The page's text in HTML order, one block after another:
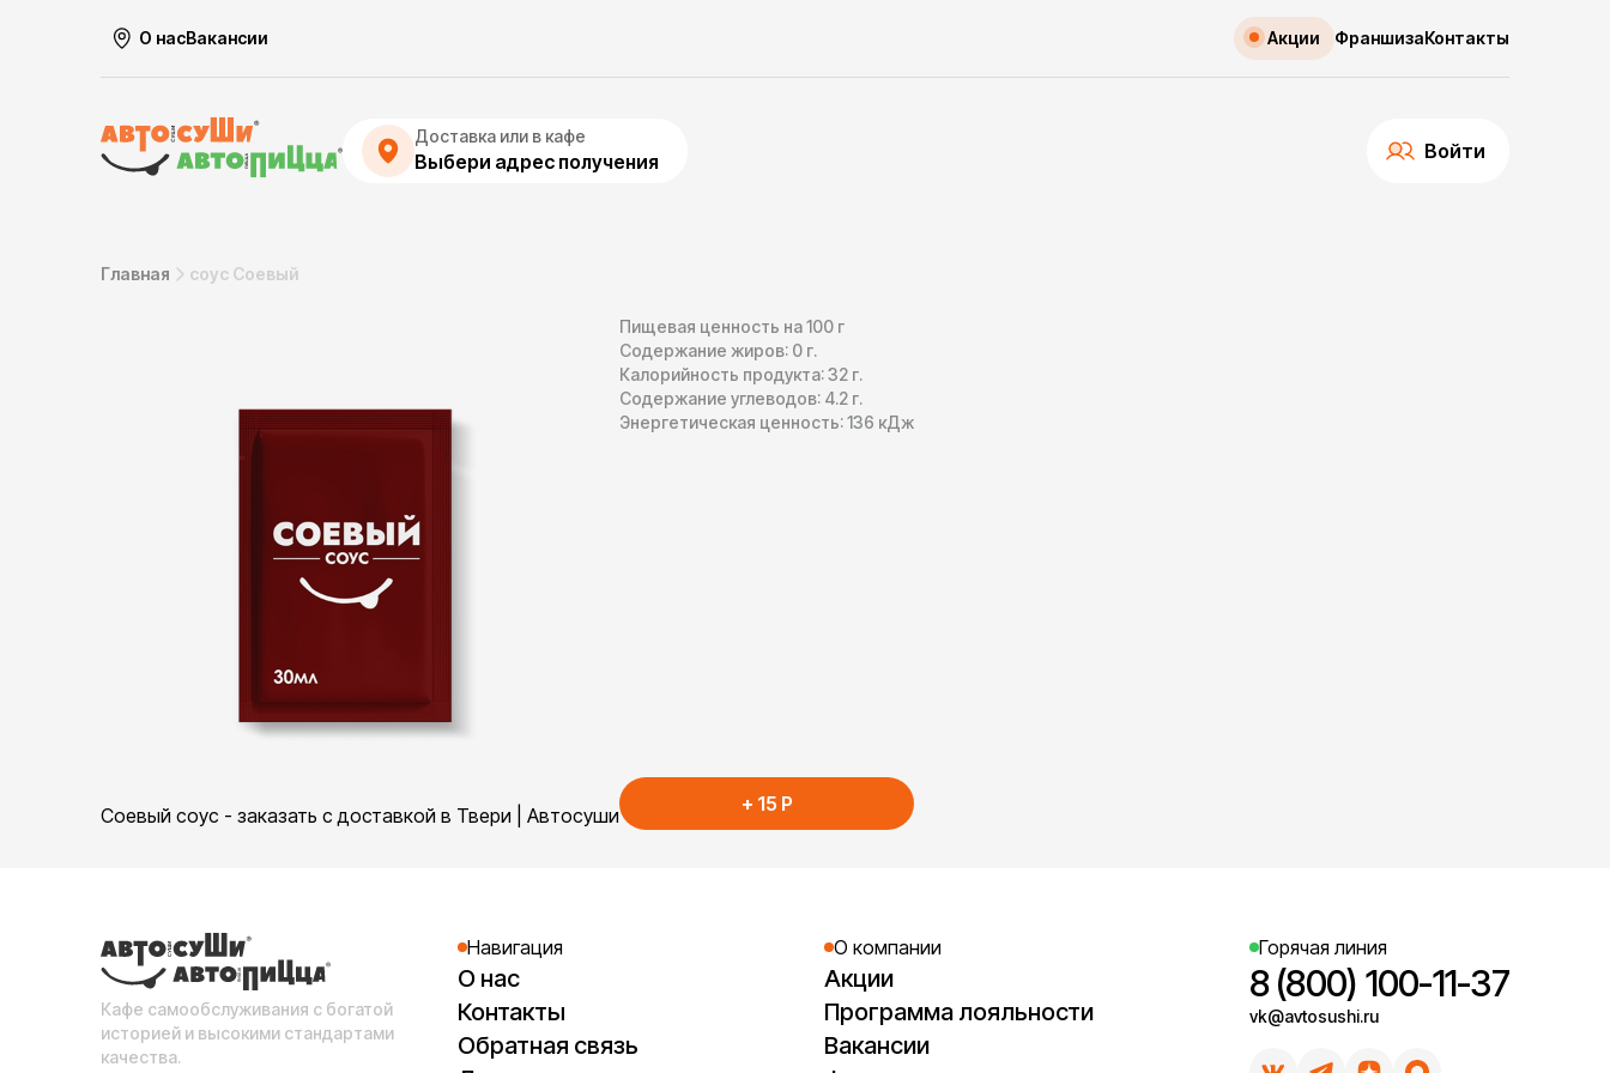
О насВакансии Акции ФраншизаКонтакты
Доставка или в кафе
Выбери адрес получения Войти
Главная соус Соевый
Соевый соус - заказать с доставкой в Твери | Автосуши
Пищевая ценность на 100 г
Содержание жиров: 0 г.
Калорийность продукта:32 г.
Содержание углеводов: 4.2 г.
Энергетическая ценность:136 кДж
+ 15 P
Кафе самообслуживания с богатой
историей и высокими стандартами
качества.
Навигация
О нас
Контакты
Обратная связь
О компании
Акции
Программа лояльности
Вакансии
Горячая линия
8 (800) 100-11-37
vk@avtosushi.ru